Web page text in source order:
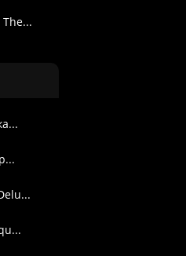
в рабочее время
товара.